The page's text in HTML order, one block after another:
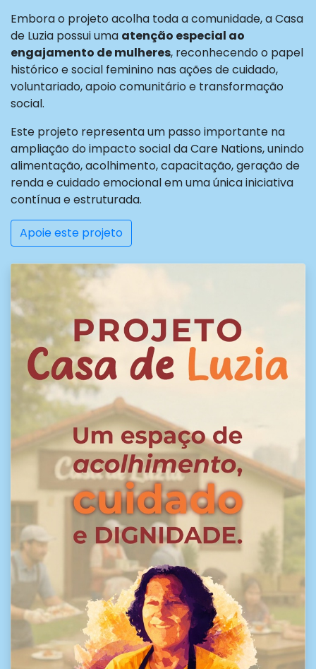
Embora o projeto acolha toda a comunidade, a Casa
de Luzia possui uma atenção especial ao
engajamento de mulheres, reconhecendo o papel
histórico e social feminino nas ações de cuidado,
voluntariado, apoio comunitário e transformação
social.
Este projeto representa um passo importante na
ampliação do impacto social da Care Nations, unindo
alimentação, acolhimento, capacitação, geração de
renda e cuidado emocional em uma única iniciativa
contínua e estruturada.
Apoie este projeto